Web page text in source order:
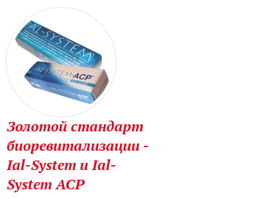
Золотой стандарт
биоревитализации -
Ial-System и Ial-
System ACP